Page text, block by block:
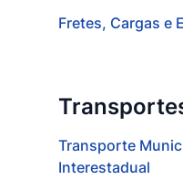
Fretes, Cargas e
Transporte
Interestadual